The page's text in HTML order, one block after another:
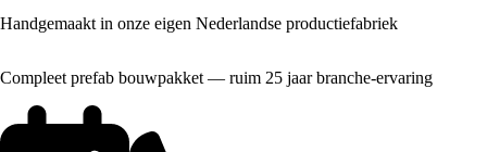
Handgemaakt in onze eigen Nederlandse productiefabriek
Compleet prefab bouwpakket — ruim 25 jaar branche-ervaring